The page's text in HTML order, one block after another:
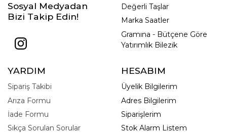
Sosyal Medyadan
Bizi Takip Edin!
Değerli Taşlar
Marka Saatler
Gramına - Bütçene Göre
Yatırımlık Bilezik
YARDIM
Sipariş Takibi
Arıza Formu
İade Formu
Sıkça Sorulan Sorular
HESABIM
Üyelik Bilgilerim
Adres Bilgilerim
Siparişlerim
Stok Alarm Listem